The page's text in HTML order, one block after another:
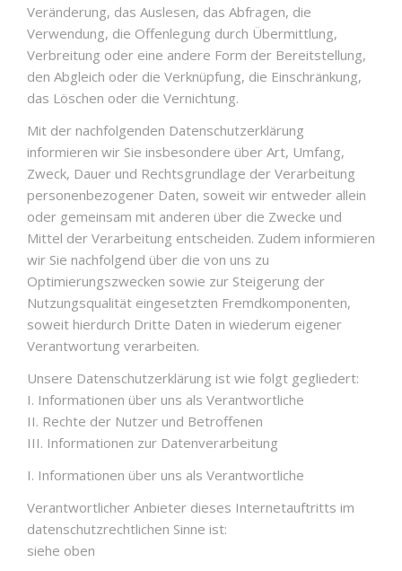
Veränderung, das Auslesen, das Abfragen, die
Verwendung, die Offenlegung durch Übermittlung,
Verbreitung oder eine andere Form der Bereitstellung,
den Abgleich oder die Verknüpfung, die Einschränkung,
das Löschen oder die Vernichtung.
Mit der nachfolgenden Datenschutzerklärung
informieren wir Sie insbesondere über Art, Umfang,
Zweck, Dauer und Rechtsgrundlage der Verarbeitung
personenbezogener Daten, soweit wir entweder allein
oder gemeinsam mit anderen über die Zwecke und
Mittel der Verarbeitung entscheiden. Zudem informieren
wir Sie nachfolgend über die von uns zu
Optimierungszwecken sowie zur Steigerung der
Nutzungsqualität eingesetzten Fremdkomponenten,
soweit hierdurch Dritte Daten in wiederum eigener
Verantwortung verarbeiten.
Unsere Datenschutzerklärung ist wie folgt gegliedert:
I. Informationen über uns als Verantwortliche
II. Rechte der Nutzer und Betroffenen
III. Informationen zur Datenverarbeitung
I. Informationen über uns als Verantwortliche
Verantwortlicher Anbieter dieses Internetauftritts im
datenschutzrechtlichen Sinne ist:
siehe oben